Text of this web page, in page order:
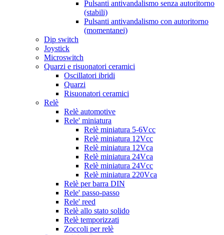
Pulsanti antivandalismo senza autoritorno
(stabili)
Pulsanti antivandalismo con autoritorno
(momentanei)
Dip switch
Joystick
Microswitch
Quarzi e risuonatori ceramici
Oscillatori ibridi
Quarzi
Risuonatori ceramici
Relè
Relè automotive
Rele' miniatura
Relè miniatura 5-6Vcc
Relè miniatura 12Vcc
Relè miniatura 12Vca
Relè miniatura 24Vca
Relè miniatura 24Vcc
Relè miniatura 220Vca
Relè per barra DIN
Rele' passo-passo
Rele' reed
Relè allo stato solido
Relè temporizzati
Zoccoli per relè